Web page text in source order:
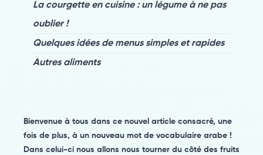
La courgette en cuisine : un légume à ne pas
oublier !
Quelques idées de menus simples et rapides
Autres aliments
Bienvenue à tous dans ce nouvel article consacré, une
fois de plus, à un nouveau mot de vocabulaire arabe !
Dans celui-ci nous allons nous tourner du côté des fruits